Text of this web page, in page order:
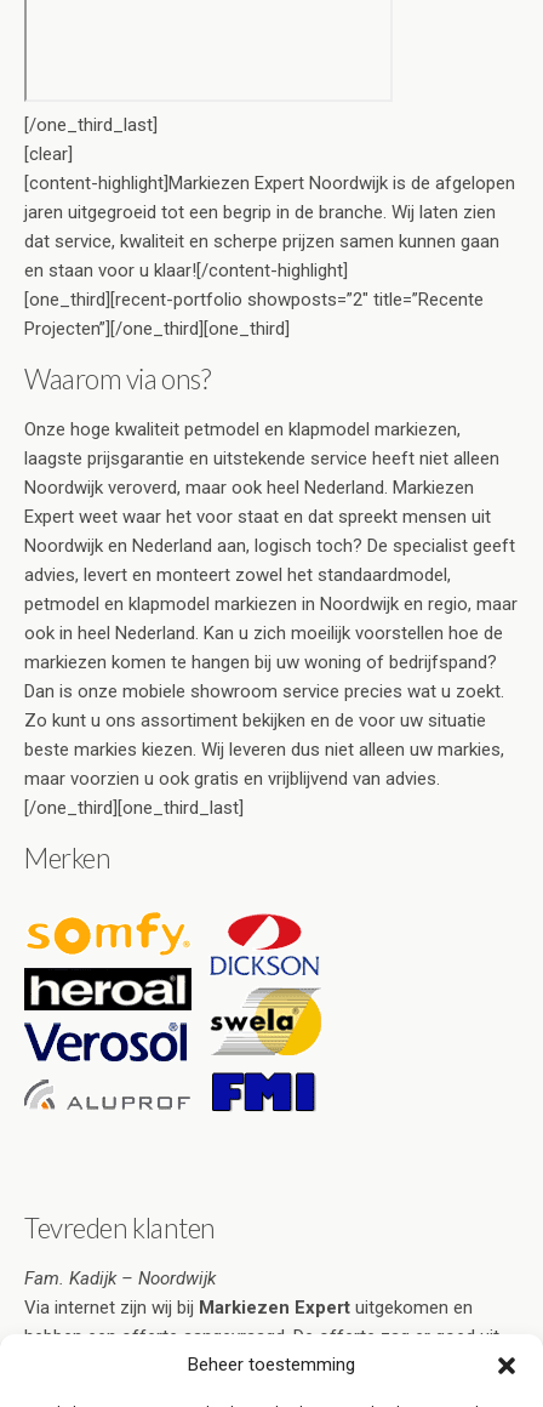
Beheer toestemming
[/one_third_last]
[clear]
[content-highlight]Markiezen Expert Noordwijk is de afgelopen
jaren uitgegroeid tot een begrip in de branche. Wij laten zien
dat service, kwaliteit en scherpe prijzen samen kunnen gaan
en staan voor u klaar![/content-highlight]
[one_third][recent-portfolio showposts=”2″ title=”Recente
Projecten”][/one_third][one_third]
Waarom via ons?
Onze hoge kwaliteit petmodel en klapmodel markiezen,
laagste prijsgarantie en uitstekende service heeft niet alleen
Noordwijk veroverd, maar ook heel Nederland. Markiezen
Expert weet waar het voor staat en dat spreekt mensen uit
Noordwijk en Nederland aan, logisch toch? De specialist geeft
advies, levert en monteert zowel het standaardmodel,
petmodel en klapmodel markiezen in Noordwijk en regio, maar
ook in heel Nederland. Kan u zich moeilijk voorstellen hoe de
markiezen komen te hangen bij uw woning of bedrijfspand?
Dan is onze mobiele showroom service precies wat u zoekt.
Zo kunt u ons assortiment bekijken en de voor uw situatie
beste markies kiezen. Wij leveren dus niet alleen uw markies,
maar voorzien u ook gratis en vrijblijvend van advies.
[/one_third][one_third_last]
Merken
Tevreden klanten
Fam. Kadijk – Noordwijk
Via internet zijn wij bij Markiezen Expert uitgekomen en
hebben een offerte aangevraagd. De offerte zag er goed uit
en voorzag in al onze wensen. Na acceptatie duurde het niet